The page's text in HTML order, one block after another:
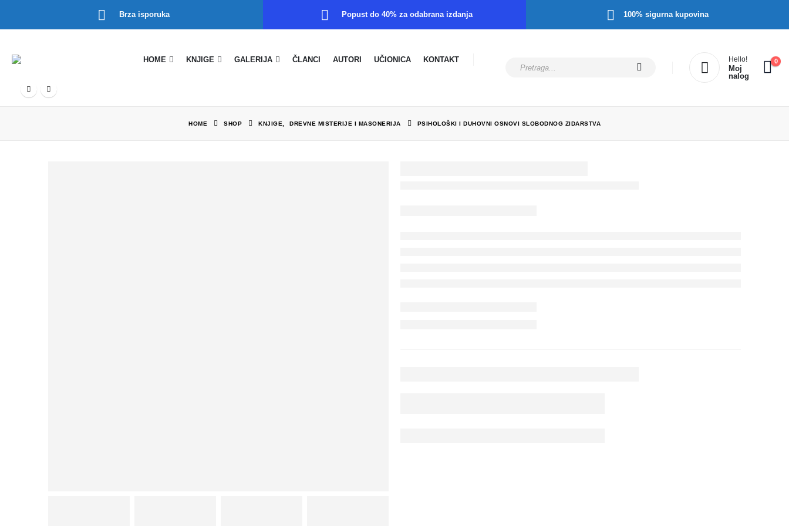
Brza isporuka Popust do 40% za odabrana izdanja 100% sigurna kupovina
HOME KNJIGE GALERIJA ČLANCI AUTORI UČIONICA KONTAKT Hello!
Moj
nalog
0
HOME SHOP KNJIGE DREVNE MISTERIJE I MASONERIJA PSIHOLOŠKI I DUHOVNI OSNOVI SLOBODNOG ZIDARSTVA